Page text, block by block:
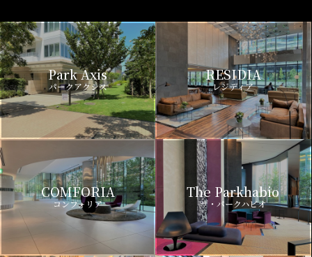
Park Axis
パークアクシス
RESIDIA
レジディア
COMFORIA
コンフォリア
The Parkhabio
ザ・パークハビオ